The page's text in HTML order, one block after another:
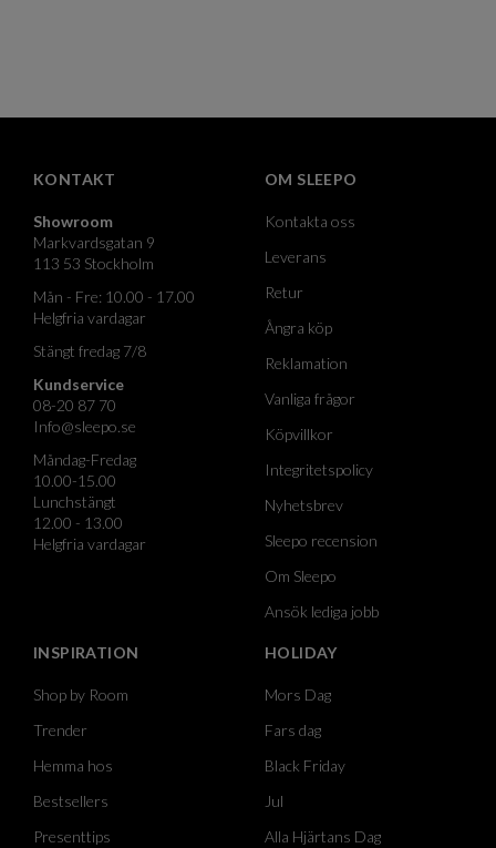
KONTAKT
Showroom
Markvardsgatan 9
113 53 Stockholm
Mån - Fre: 10.00 - 17.00
Helgfria vardagar
Stängt fredag 7/8
Kundservice
08-20 87 70
Info@sleepo.se
Måndag-Fredag
10.00-15.00
Lunchstängt
12.00 - 13.00
Helgfria vardagar
OM SLEEPO
Kontakta oss
Leverans
Retur
Ångra köp
Reklamation
Vanliga frågor
Köpvillkor
Integritetspolicy
Nyhetsbrev
Sleepo recension
Om Sleepo
Ansök lediga jobb
INSPIRATION
Shop by Room
Trender
Hemma hos
Bestsellers
Presenttips
HOLIDAY
Mors Dag
Fars dag
Black Friday
Jul
Alla Hjärtans Dag